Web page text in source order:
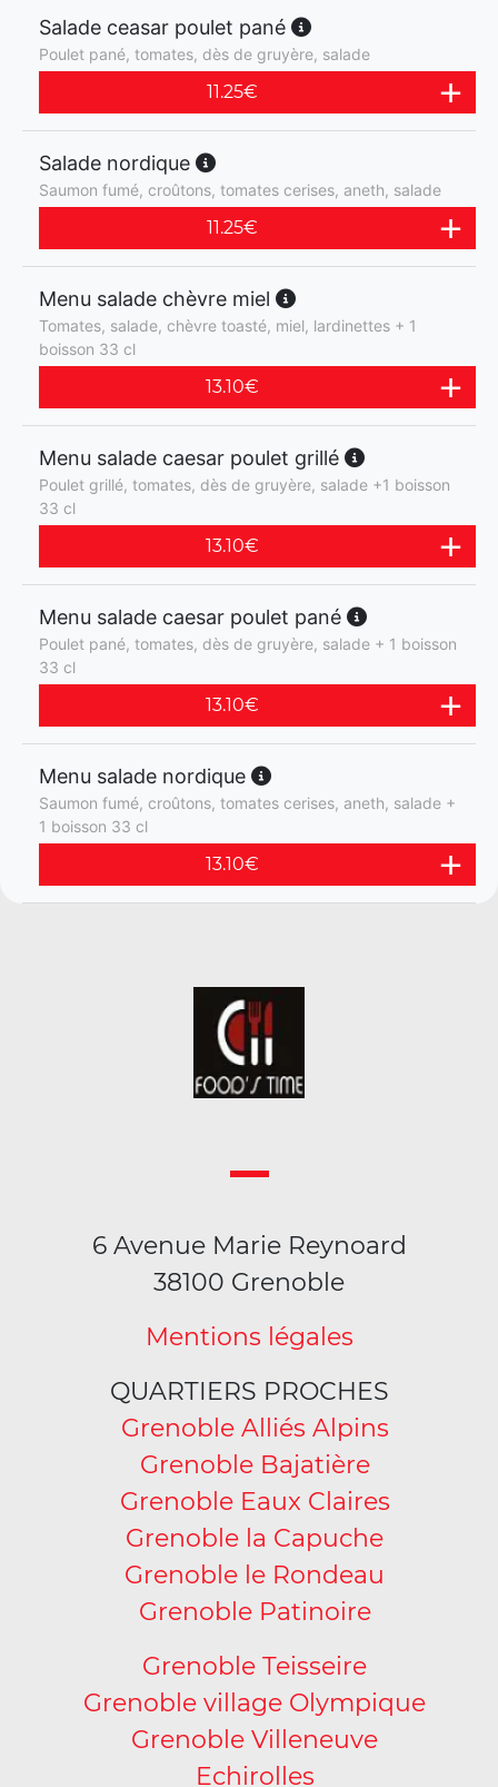
Salade ceasar poulet pané
Poulet pané, tomates, dès de gruyère, salade
11.25€
Salade nordique
Saumon fumé, croûtons, tomates cerises, aneth, salade
11.25€
Menu salade chèvre miel
Tomates, salade, chèvre toasté, miel, lardinettes + 1
boisson 33 cl
13.10€
Menu salade caesar poulet grillé
Poulet grillé, tomates, dès de gruyère, salade +1 boisson
33 cl
13.10€
Menu salade caesar poulet pané
Poulet pané, tomates, dès de gruyère, salade + 1 boisson
33 cl
13.10€
Menu salade nordique
Saumon fumé, croûtons, tomates cerises, aneth, salade +
1 boisson 33 cl
13.10€
6 Avenue Marie Reynoard
38100 Grenoble
Mentions légales
QUARTIERS PROCHES
Grenoble Alliés Alpins
Grenoble Bajatière
Grenoble Eaux Claires
Grenoble la Capuche
Grenoble le Rondeau
Grenoble Patinoire
Grenoble Teisseire
Grenoble village Olympique
Grenoble Villeneuve
Echirolles